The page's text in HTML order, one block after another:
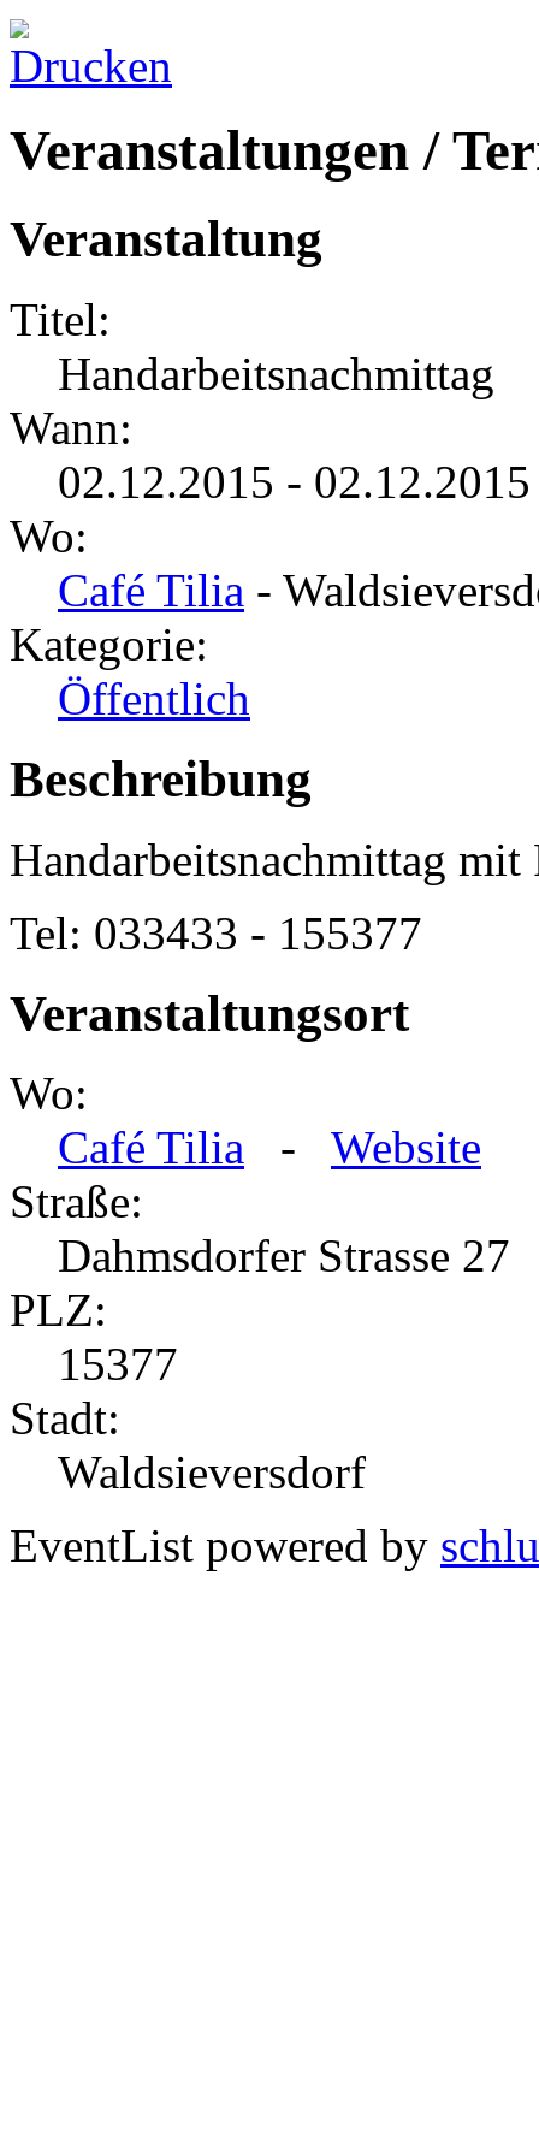
Veranstaltungen /
Veranstaltung
Titel:
Handarbeitsnachmittag
Wann:
02.12.2015 -
Wo:
Café Tilia -
Kategorie:
Öffentlich
Beschreibung
Handarbeitsnachmittag mit
Tel: 033433 - 155377
Veranstaltungsort
Wo:
Café Tilia - Website
Straße:
Dahmsdorfer Strasse 27
PLZ:
15377
Stadt:
Waldsieversdorf
EventList powered by